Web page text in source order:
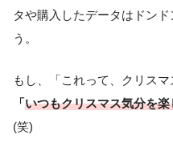
タや購入したデータはドン
う。
もし、「これって、クリス
「いつもクリスマス気分を楽
(笑)